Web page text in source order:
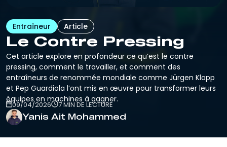
Entraîneur Article
Le Contre Pressing
Cet article explore en profondeur ce qu’est le contre
pressing, comment le travailler, et comment des
entraîneurs de renommée mondiale comme Jürgen Klopp
et Pep Guardiola l’ont mis en œuvre pour transformer leurs
équipes en machines à gagner.
09/04/2026 7 MIN DE LECTURE
Yanis Ait Mohammed